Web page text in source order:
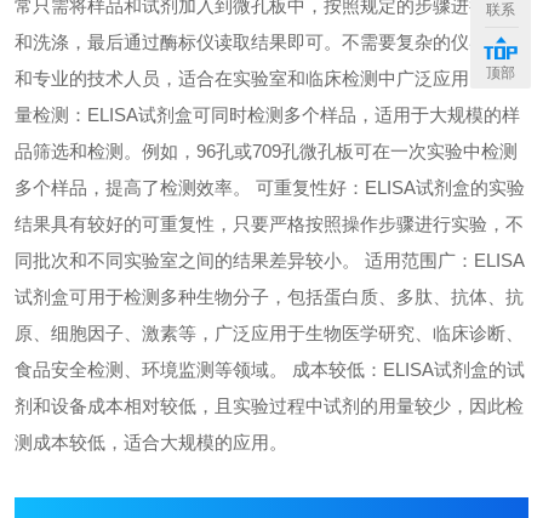
常只需将样品和试剂加入到微孔板中，按照规定的步骤进行孵育
和洗涤，最后通过酶标仪读取结果即可。不需要复杂的仪器设备
和专业的技术人员，适合在实验室和临床检测中广泛应用。 高通
量检测：ELISA试剂盒可同时检测多个样品，适用于大规模的样
品筛选和检测。例如，96孔或709孔微孔板可在一次实验中检测
多个样品，提高了检测效率。 可重复性好：ELISA试剂盒的实验
结果具有较好的可重复性，只要严格按照操作步骤进行实验，不
同批次和不同实验室之间的结果差异较小。 适用范围广：ELISA
试剂盒可用于检测多种生物分子，包括蛋白质、多肽、抗体、抗
原、细胞因子、激素等，广泛应用于生物医学研究、临床诊断、
食品安全检测、环境监测等领域。 成本较低：ELISA试剂盒的试
剂和设备成本相对较低，且实验过程中试剂的用量较少，因此检
测成本较低，适合大规模的应用。
联系
顶部